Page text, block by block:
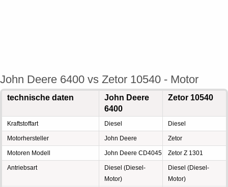
John Deere 6400 vs Zetor 10540 - Motor
technische daten
John Deere
6400
Zetor 10540
Kraftstoffart Diesel Diesel
Motorhersteller John Deere Zetor
Motoren Modell John Deere CD4045 Zetor Z 1301
Antriebsart
Diesel (Diesel-
Motor)
Diesel (Diesel-
Motor)